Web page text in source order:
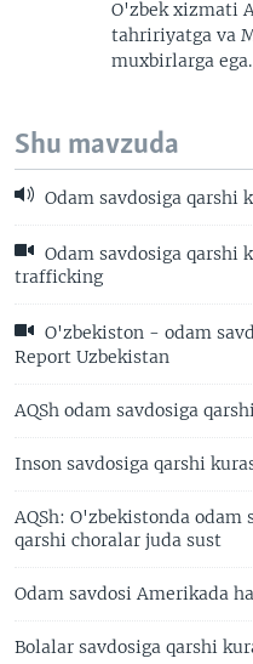
O'zbek xizmati
tahririyatga va
muxbirlarga ega.
Shu mavzuda
Odam savdosiga qarshi
Odam savdosiga
trafficking
O'zbekiston - odam
Report Uzbekistan
AQSh odam savdosiga
Inson savdosiga qarshi
AQSh: O'zbekistonda
qarshi choralar juda sust
Odam savdosi Amerikada
Bolalar savdosiga qarshi